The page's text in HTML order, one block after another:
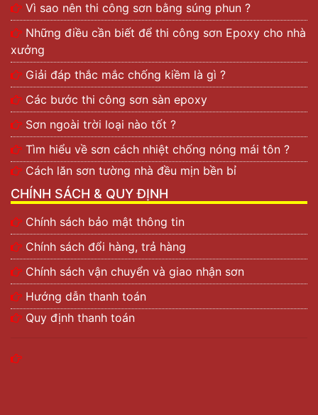
Vì sao nên thi công sơn bằng súng phun ?
Những điều cần biết để thi công sơn Epoxy cho nhà
xưởng
Giải đáp thắc mắc chống kiềm là gì ?
Các bước thi công sơn sàn epoxy
Sơn ngoài trời loại nào tốt ?
Tìm hiểu về sơn cách nhiệt chống nóng mái tôn ?
Cách lăn sơn tường nhà đều mịn bền bỉ
CHÍNH SÁCH & QUY ĐỊNH
Chính sách bảo mật thông tin
Chính sách đổi hàng, trả hàng
Chính sách vận chuyển và giao nhận sơn
Hướng dẫn thanh toán
Quy định thanh toán